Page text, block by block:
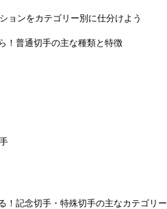
ョンをカテゴリー別に仕分けよう
！普通切手の主な種類と特徴
！記念切手・特殊切手の主なカテゴリー